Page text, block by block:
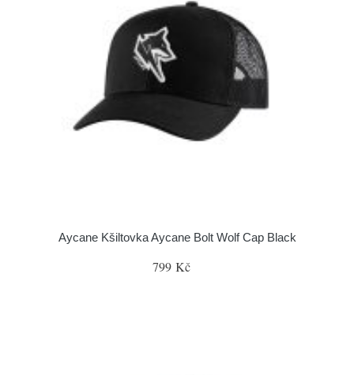
Aycane Kšiltovka Aycane Bolt Wolf Cap Black
799 Kč